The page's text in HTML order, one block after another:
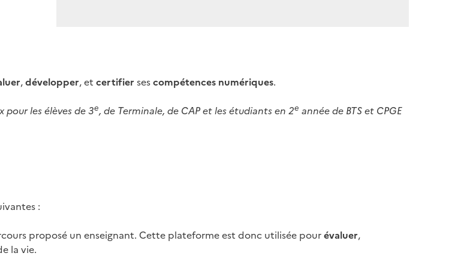
,développer, et certifier sescompétences numériques.
pour les élèves de 3e, de Terminale, de CAP et les étudiants en 2e année de BTS et CPGE
:
proposé un enseignant. Cette plateforme est donc utilisée pourévaluer,
la vie.